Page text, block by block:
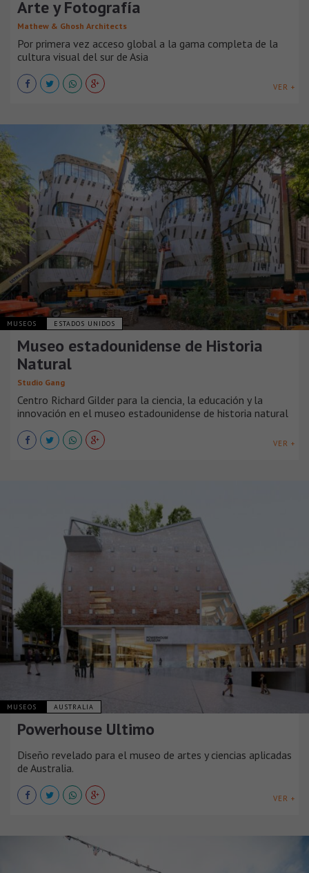
Arte y Fotografía
Mathew & Ghosh Architects
Por primera vez acceso global a la gama completa de la
cultura visual del sur de Asia
VER +
MUSEOS ESTADOS UNIDOS
Museo estadounidense de Historia
Natural
Studio Gang
Centro Richard Gilder para la ciencia, la educación y la
innovación en el museo estadounidense de historia natural
VER +
MUSEOS AUSTRALIA
Powerhouse Ultimo
Diseño revelado para el museo de artes y ciencias aplicadas
de Australia.
VER +